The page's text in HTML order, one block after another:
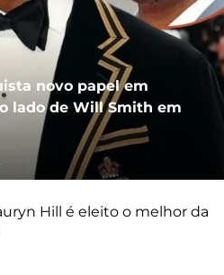
novo papel em
lado de Will Smith em